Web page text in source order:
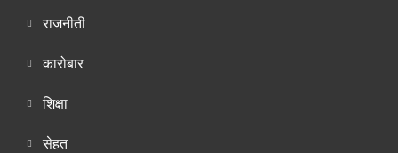
राजनीती
कारोबार
शिक्षा
सेहत